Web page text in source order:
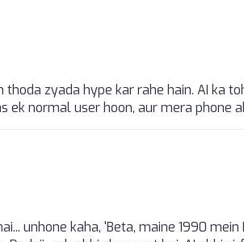
zyada hype kar rahe hain. AI ka
ek normal user hoon, aur mera phone
unhone kaha, 'Beta, maine 1990